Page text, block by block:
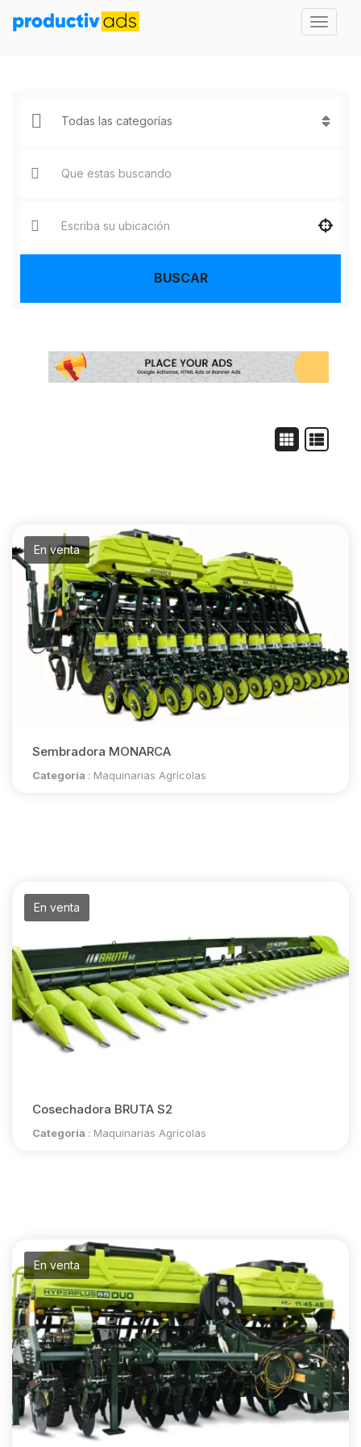
BUSCAR
En venta
Sembradora MONARCA
Categoría : Maquinarias Agrícolas
En venta
Cosechadora BRUTA S2
Categoría : Maquinarias Agrícolas
En venta